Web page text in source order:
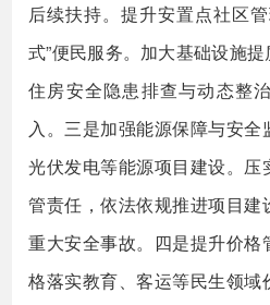
后续扶持。提升安置点社区
式”便民服务。加大基础设施
住房安全隐患排查与动态整
入。三是加强能源保障与安全
光伏发电等能源项目建设。
管责任，依法依规推进项目
重大安全事故。四是提升价
格落实教育、客运等民生领